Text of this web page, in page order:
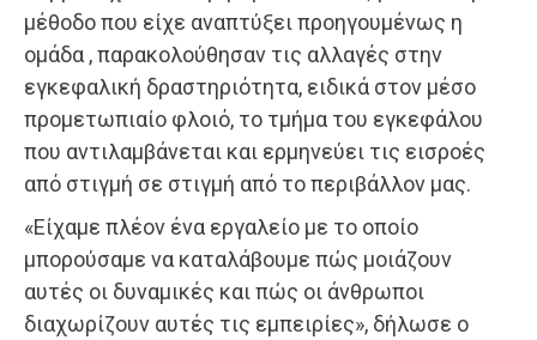
μέθοδο που είχε αναπτύξει προηγουμένως η
ομάδα , παρακολούθησαν τις αλλαγές στην
εγκεφαλική δραστηριότητα, ειδικά στον μέσο
προμετωπιαίο φλοιό, το τμήμα του εγκεφάλου
που αντιλαμβάνεται και ερμηνεύει τις εισροές
από στιγμή σε στιγμή από το περιβάλλον μας.
«Είχαμε πλέον ένα εργαλείο με το οποίο
μπορούσαμε να καταλάβουμε πώς μοιάζουν
αυτές οι δυναμικές και πώς οι άνθρωποι
διαχωρίζουν αυτές τις εμπειρίες», δήλωσε ο